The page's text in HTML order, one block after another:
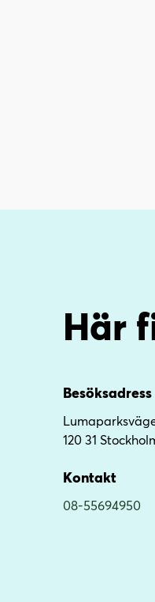
Här
Besöksadress
120 31
Kontakt
08-55694950